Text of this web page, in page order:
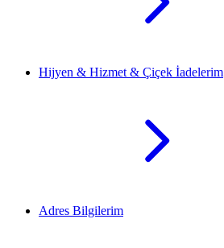
Hijyen & Hizmet & Çiçek İadelerim
Adres Bilgilerim